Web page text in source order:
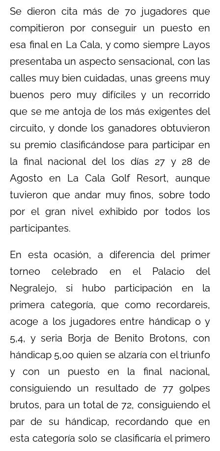
Se dieron cita más de 70 jugadores que
compitieron por conseguir un puesto en
esa final en La Cala, y como siempre Layos
presentaba un aspecto sensacional, con las
calles muy bien cuidadas, unas greens muy
buenos pero muy difíciles y un recorrido
que se me antoja de los más exigentes del
circuito, y donde los ganadores obtuvieron
su premio clasificándose para participar en
la final nacional del los días 27 y 28 de
Agosto en La Cala Golf Resort, aunque
tuvieron que andar muy finos, sobre todo
por el gran nivel exhibido por todos los
participantes.
En esta ocasión, a diferencia del primer
torneo celebrado en el Palacio del
Negralejo, si hubo participación en la
primera categoría, que como recordareis,
acoge a los jugadores entre hándicap 0 y
5,4, y seria Borja de Benito Brotons, con
hándicap 5,00 quien se alzaría con el triunfo
y con un puesto en la final nacional,
consiguiendo un resultado de 77 golpes
brutos, para un total de 72, consiguiendo el
par de su hándicap, recordando que en
esta categoría solo se clasificaría el primero